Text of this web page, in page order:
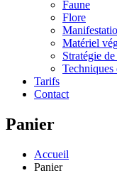
Faune
Flore
Matériel
Stratégie
Techniques
Tarifs
Contact
Panier
Accueil
Panier